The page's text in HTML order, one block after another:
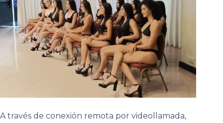
A través de conexión remota por videollamada,